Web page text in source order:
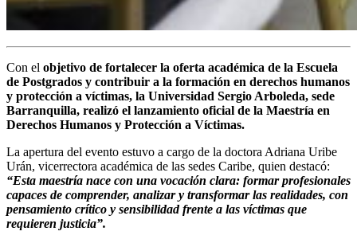
Con el objetivo de fortalecer la oferta académica de la Escuela
de Postgrados y contribuir a la formación en derechos humanos
y protección a víctimas, la Universidad Sergio Arboleda, sede
Barranquilla, realizó el lanzamiento oficial de la Maestría en
Derechos Humanos y Protección a Víctimas.
La apertura del evento estuvo a cargo de la doctora Adriana Uribe
Urán, vicerrectora académica de las sedes Caribe, quien destacó:
“Esta maestría nace con una vocación clara: formar profesionales
capaces de comprender, analizar y transformar las realidades, con
pensamiento crítico y sensibilidad frente a las víctimas que
requieren justicia”.